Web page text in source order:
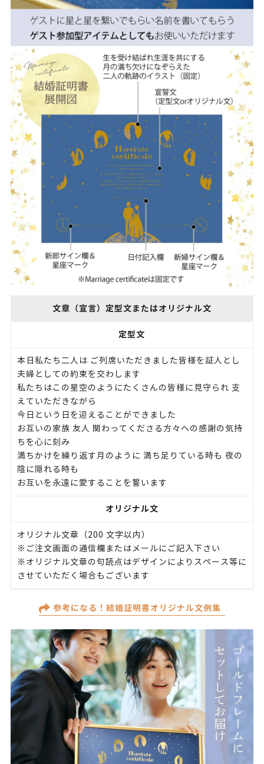
文章（宣言）定型文またはオリジナル文
定型文
本日私たち二人は ご列席いただきました皆様を証人とし
夫婦としての約束を交わします
私たちはこの星空のようにたくさんの皆様に見守られ 支
えていただきながら
今日という日を迎えることができました
お互いの家族 友人 関わってくださる方々への感謝の気持
ちを心に刻み
満ちかけを繰り返す月のように 満ち足りている時も 夜の
陰に隠れる時も
お互いを永遠に愛することを誓います
オリジナル文
オリジナル文章（200 文字以内）
※ご注文画面の通信欄またはメールにご記入下さい
※オリジナル文章の句読点はデザインによりスペース等に
させていただく場合もございます
参考になる！結婚証明書オリジナル文例集